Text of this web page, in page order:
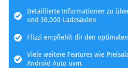
Detaillierte Informationen zu
und 30.000 Ladesäulen
Flizzi empfiehlt dir den
Viele weitere Features wie
Android Auto uvm.